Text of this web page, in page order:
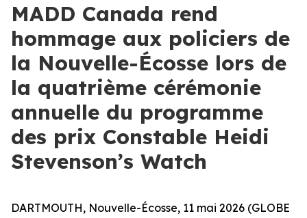
MADD Canada rend
hommage aux policiers de
la Nouvelle-Écosse lors de
la quatrième cérémonie
annuelle du programme
des prix Constable Heidi
Stevenson’s Watch
DARTMOUTH, Nouvelle-Écosse, 11 mai 2026 (GLOBE